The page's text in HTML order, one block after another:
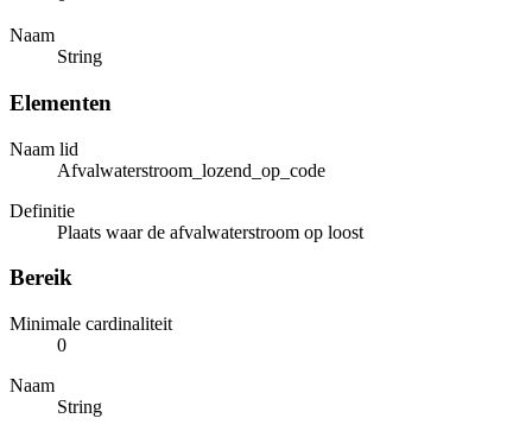
Naam
String
Elementen
Naam lid
Afvalwaterstroom_lozend_op_code
Definitie
Plaats waar de afvalwaterstroom op loost
Bereik
Minimale cardinaliteit
0
Naam
String